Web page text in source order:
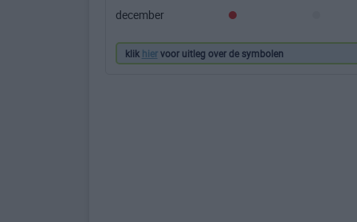
december
klik hiervoor uitleg over de symbolen